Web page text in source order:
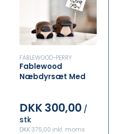
FABLEWOOD-PERRY
Fablewood
Næbdyrsæt Med
DKK 300,00 /
stk
DKK 375,00 inkl. moms